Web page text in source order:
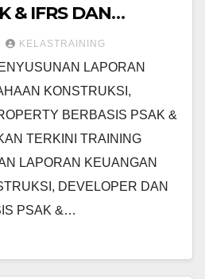
& IFRS DAN
KELASTRAINING
LAPORAN
KONSTRUKSI,
BERBASIS PSAK &
TERKINI TRAINING
LAPORAN KEUANGAN
DEVELOPER DAN
PSAK &…